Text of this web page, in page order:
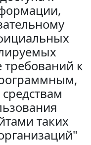
требований к
таких